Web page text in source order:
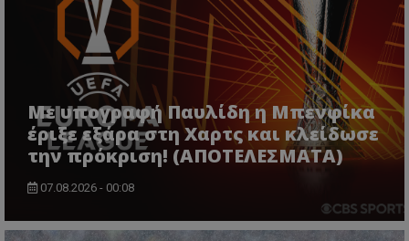
Με υπογραφή Παυλίδη η Μπενφίκα
έριξε εξάρα στη Χαρτς και κλείδωσε
την πρόκριση! (ΑΠΟΤΕΛΕΣΜΑΤΑ)
07.08.2026 - 00:08